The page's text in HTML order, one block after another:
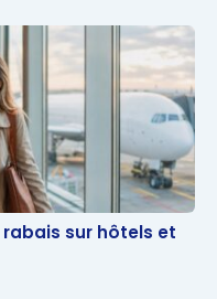
sur hôtels et
sur hôtels et